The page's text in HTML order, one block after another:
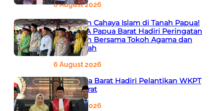
6 August 2026
666 Tahun Cahaya Islam di Tanah Papua!
Ketua PTA Papua Barat Hadiri Peringatan
Bersejarah Bersama Tokoh Agama dan
Pemerintah
6 August 2026
PTA Papua Barat Hadiri Pelantikan WKPT
Papua Barat
6 August 2026